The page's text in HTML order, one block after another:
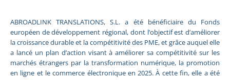
ABROADLINK TRANSLATIONS, S.L. a été bénéficiaire du Fonds
européen de développement régional, dont l’objectif est d’améliorer
la croissance durable et la compétitivité des PME, et grâce auquel elle
a lancé un plan d’action visant à améliorer sa compétitivité sur les
marchés étrangers par la transformation numérique, la promotion
en ligne et le commerce électronique en 2025. À cette fin, elle a été